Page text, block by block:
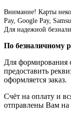
Внимание! Карты
Pay, Google Pay,
Для надежной
По безналичному
Для формирования
предоставить
оформляется заказ.
Счёт на оплату и
отправлены Вам на